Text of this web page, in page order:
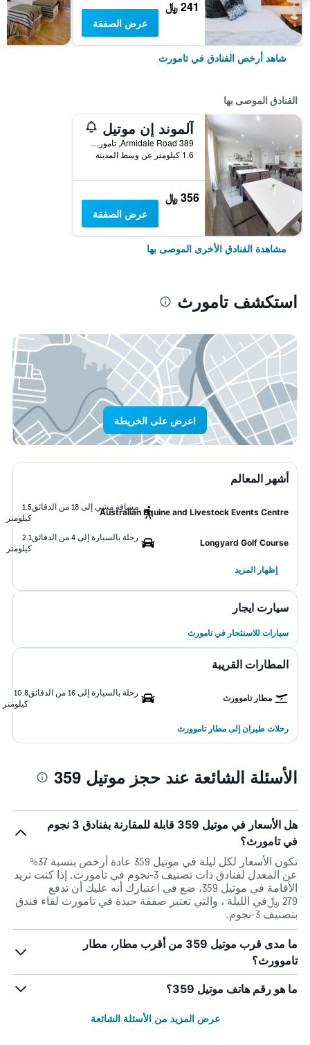
241 ﷼
عرض الصفقة
شاهد أرخص الفنادق في تامورث
الفنادق الموصى بها
آلموند إن موتيل
389 Armidale Road, تامورث, NSW, أستراليا
1.6 كيلومتر عن وسط المدينة
356 ﷼
عرض الصفقة
مشاهدة الفنادق الأخرى الموصى بها
استكشف تامورث
اعرض على الخريطة
أشهر المعالم
Australian Equine and Livestock Events Centre
مسافة مشي إلى 18 من الدقائق
1.5
كيلومتر
Longyard Golf Course
رحلة بالسيارة إلى 4 من الدقائق
2.1
كيلومتر
إظهار المزيد
سيارت ايجار
سيارات للاستئجار في تامورث
المطارات القريبة
مطار تاموورث
رحلة بالسيارة إلى 16 من الدقائق
10.8
كيلومتر
رحلات طيران إلى مطار تاموورث
الأسئلة الشائعة عند حجز موتيل 359
هل الأسعار في موتيل 359 قابلة للمقارنة بفنادق 3 نجوم
في تامورث؟
تكون الأسعار لكل ليلة في موتيل 359 عادة أرخص بنسبة 37%
عن المعدل لفنادق ذات تصنيف 3-نجوم في تامورث. إذا كنت تريد
الأقامة في موتيل 359، ضع في اعتبارك أنه عليك أن تدفع
279 ﷼في الليلة ، والتي تعتبر صفقة جيدة في تامورث لقاء فندق
بتصنيف 3-نجوم.
ما مدى قرب موتيل 359 من أقرب مطار، مطار
تاموورث؟
ما هو رقم هاتف موتيل 359؟
عرض المزيد من الأسئلة الشائعة